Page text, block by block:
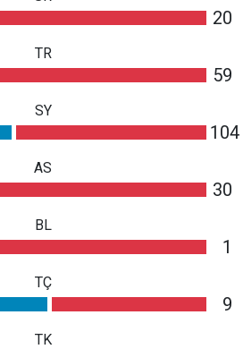
20
TR
59
SY
104
AS
30
BL
1
TÇ
9
TK